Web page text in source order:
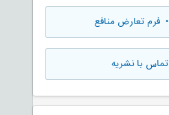
• فرم تعارض منافع
تماس با نشریه